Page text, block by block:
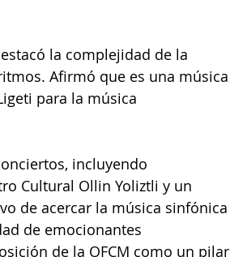
Afirmó que es una música
para la música
incluyendo
Cultural Ollin Yoliztli y un
de acercar la música sinfónica
de emocionantes
de la OFCM como un pilar